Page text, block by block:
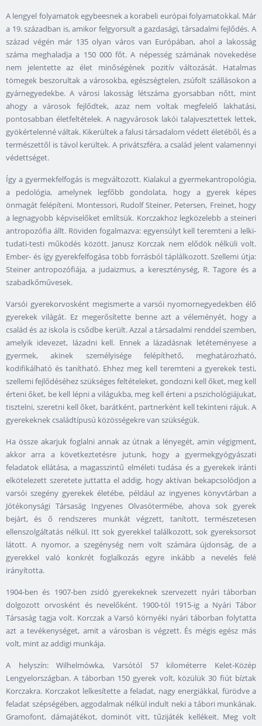
A lengyel folyamatok egybeesnek a korabeli európai folyamatokkal. Már
a 19. században is, amikor felgyorsult a gazdasági, társadalmi fejlődés. A
század végén már 135 olyan város van Európában, ahol a lakosság
száma meghaladja a 150 000 főt. A népesség számának növekedése
nem jelentette az élet minőségének pozitív változását. Hatalmas
tömegek beszorultak a városokba, egészségtelen, zsúfolt szállásokon a
gyárnegyedekbe. A városi lakosság létszáma gyorsabban nőtt, mint
ahogy a városok fejlődtek, azaz nem voltak megfelelő lakhatási,
pontosabban életfeltételek. A nagyvárosok lakói talajvesztettek lettek,
gyökértelenné váltak. Kikerültek a falusi társadalom védett életéből, és a
természettől is távol kerültek. A privátszféra, a család jelent valamennyi
védettséget.
Így a gyermekfelfogás is megváltozott. Kialakul a gyermekantropológia,
a pedológia, amelynek legfőbb gondolata, hogy a gyerek képes
önmagát felépíteni. Montessori, Rudolf Steiner, Petersen, Freinet, hogy
a legnagyobb képviselőket említsük. Korczakhoz legközelebb a steineri
antropozófia állt. Röviden fogalmazva: egyensúlyt kell teremteni a lelki-
tudati-testi működés között. Janusz Korczak nem elődök nélküli volt.
Ember- és így gyerekfelfogása több forrásból táplálkozott. Szellemi útja:
Steiner antropozófiája, a judaizmus, a kereszténység, R. Tagore és a
szabadkőművesek.
Varsói gyerekorvosként megismerte a varsói nyomornegyedekben élő
gyerekek világát. Ez megerősítette benne azt a véleményét, hogy a
család és az iskola is csődbe került. Azzal a társadalmi renddel szemben,
amelyik idevezet, lázadni kell. Ennek a lázadásnak letéteményese a
gyermek, akinek személyisége felépíthető, meghatározható,
kodifikálható és tanítható. Ehhez meg kell teremteni a gyerekek testi,
szellemi fejlődéséhez szükséges feltételeket, gondozni kell őket, meg kell
érteni őket, be kell lépni a világukba, meg kell érteni a pszichológiájukat,
tisztelni, szeretni kell őket, barátként, partnerként kell tekinteni rájuk. A
gyerekeknek családtípusú közösségekre van szükségük.
Ha össze akarjuk foglalni annak az útnak a lényegét, amin végigment,
akkor arra a következtetésre jutunk, hogy a gyermekgyógyászati
feladatok ellátása, a magasszintű elméleti tudása és a gyerekek iránti
elkötelezett szeretete juttatta el addig, hogy aktívan bekapcsolódjon a
varsói szegény gyerekek életébe, például az ingyenes könyvtárban a
Jótékonysági Társaság Ingyenes Olvasótermébe, ahova sok gyerek
bejárt, és ő rendszeres munkát végzett, tanított, természetesen
ellenszolgáltatás nélkül. Itt sok gyerekkel találkozott, sok gyereksorsot
látott. A nyomor, a szegénység nem volt számára újdonság, de a
gyerekkel való konkrét foglalkozás egyre inkább a nevelés felé
irányította.
1904-ben és 1907-ben zsidó gyerekeknek szervezett nyári táborban
dolgozott orvosként és nevelőként. 1900-tól 1915-ig a Nyári Tábor
Társaság tagja volt. Korczak a Varsó környéki nyári táborban folytatta
azt a tevékenységet, amit a városban is végzett. És mégis egész más
volt, mint az addigi munkája.
A helyszín: Wilhelmówka, Varsótól 57 kilométerre Kelet-Közép
Lengyelországban. A táborban 150 gyerek volt, közülük 30 fiút bíztak
Korczakra. Korczakot lelkesítette a feladat, nagy energiákkal, fürödve a
feladat szépségében, aggodalmak nélkül indult neki a tábori munkának.
Gramofont, dámajátékot, dominót vitt, tűzijáték kellékeit. Meg volt